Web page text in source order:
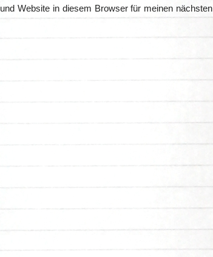
Website in diesem Browser für meinen nächsten